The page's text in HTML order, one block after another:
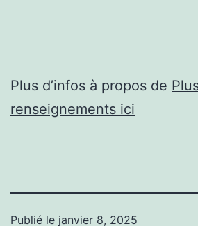
Plus d’infos à propos de
renseignements ici
Publié le janvier 8, 2025